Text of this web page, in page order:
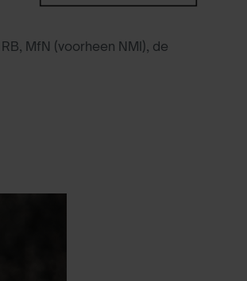
MfN (voorheen NMI), de